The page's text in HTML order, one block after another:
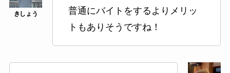
普通にバイトをするよりメリッ
トもありそうですね！